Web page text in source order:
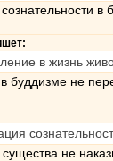
в жизнь
буддизме не
не